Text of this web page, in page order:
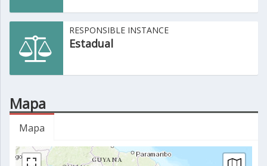
RESPONSIBLE INSTANCE
Estadual
Mapa
Mapa